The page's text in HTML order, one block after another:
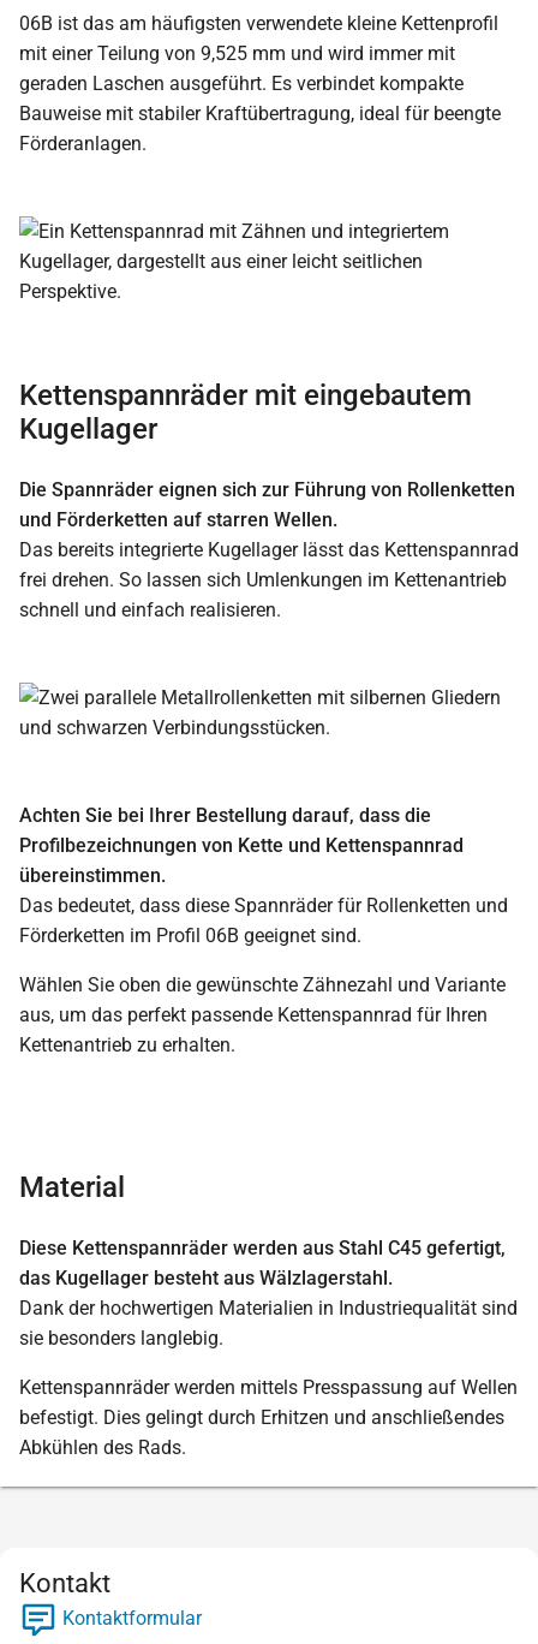
06B ist das am häufigsten verwendete kleine Kettenprofil
mit einer Teilung von 9,525 mm und wird immer mit
geraden Laschen ausgeführt. Es verbindet kompakte
Bauweise mit stabiler Kraftübertragung, ideal für beengte
Förderanlagen.
Kettenspannräder mit eingebautem
Kugellager
Die Spannräder eignen sich zur Führung von Rollenketten
und Förderketten auf starren Wellen.
Das bereits integrierte Kugellager lässt das Kettenspannrad
frei drehen. So lassen sich Umlenkungen im Kettenantrieb
schnell und einfach realisieren.
Achten Sie bei Ihrer Bestellung darauf, dass die
Profilbezeichnungen von Kette und Kettenspannrad
übereinstimmen.
Das bedeutet, dass diese Spannräder für Rollenketten und
Förderketten im Profil 06B geeignet sind.
Wählen Sie oben die gewünschte Zähnezahl und Variante
aus, um das perfekt passende Kettenspannrad für Ihren
Kettenantrieb zu erhalten.
Material
Diese Kettenspannräder werden aus Stahl C45 gefertigt,
das Kugellager besteht aus Wälzlagerstahl.
Dank der hochwertigen Materialien in Industriequalität sind
sie besonders langlebig.
Kettenspannräder werden mittels Presspassung auf Wellen
befestigt. Dies gelingt durch Erhitzen und anschließendes
Abkühlen des Rads.
Kontakt
Kontaktformular